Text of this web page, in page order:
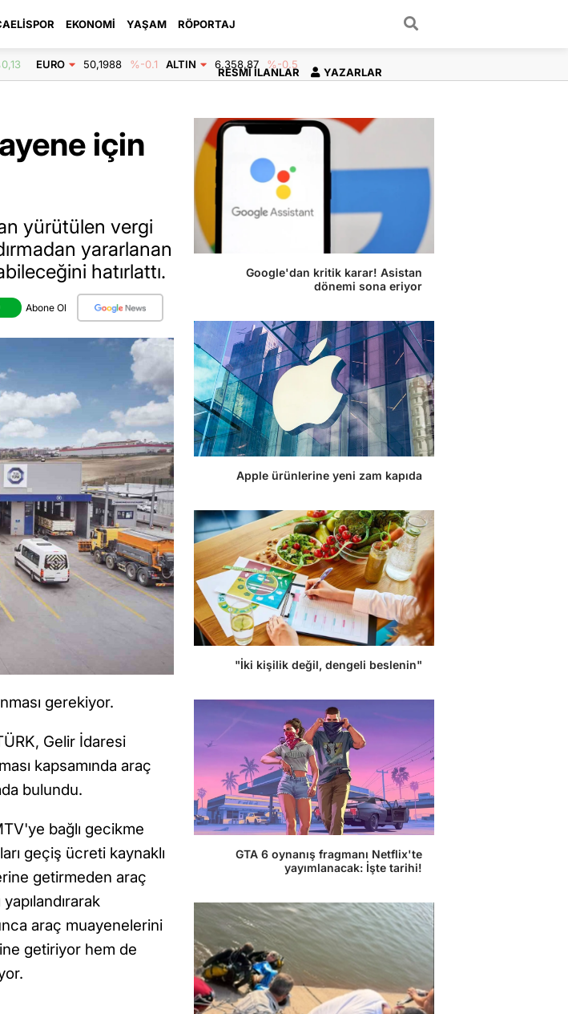
EKONOMI YAŞAM RÖPORTAJ
RESMI İLANLAR YAZARLAR
EURO 50,1988 %-0.1 ALTIN 6.358,87 %-0.5
için
yürütülen vergi
yararlanan
hatırlattı.
Abone Ol
gerekiyor.
Gelir İdaresi
kapsamında araç
bulundu.
bağlı gecikme
geçiş ücreti kaynaklı
getirmeden araç
araç muayenelerini
getiriyor hem de
Google'dan kritik karar! Asistan
dönemi sona eriyor
Apple ürünlerine yeni zam kapıda
"İki kişilik değil, dengeli beslenin"
GTA 6 oynanış fragmanı Netflix'te
yayımlanacak: İşte tarihi!